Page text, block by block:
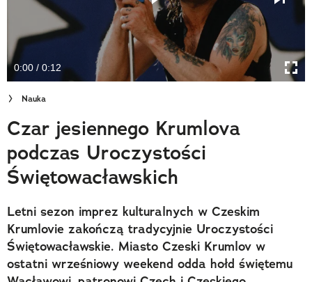
Newsletter
Cuda Polski
Wielki Konkurs Fotograficzny
Trendbook Podróżniczy
Polecane
0:00 / 0:12
Nauka
Czar jesiennego Krumlova
podczas Uroczystości
Świętowacławskich
Letni sezon imprez kulturalnych w Czeskim
Krumlovie zakończą tradycyjnie Uroczystości
Świętowacławskie. Miasto Czeski Krumlov w
ostatni wrześniowy weekend odda hołd świętemu